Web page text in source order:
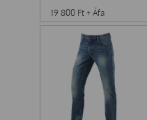
19 800 Ft + Áfa